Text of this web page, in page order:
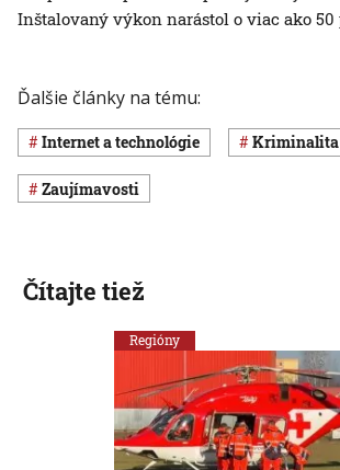
Inštalovaný výkon narástol o viac ako 50
Ďalšie články na tému:
internet a technológie Kriminalita
Zaujímavosti
Čítajte tiež
Regióny